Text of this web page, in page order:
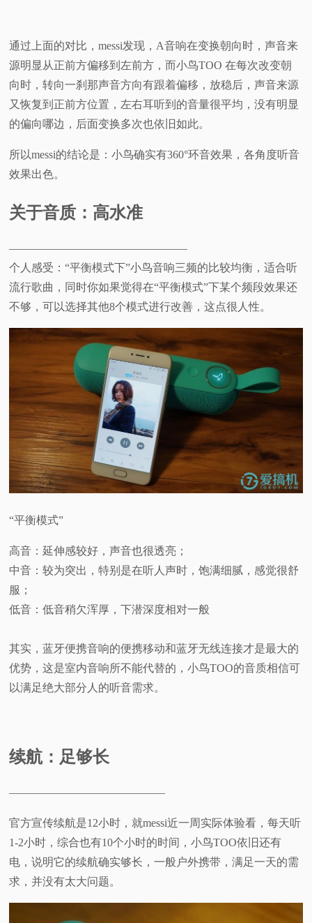
通过上面的对比，messi发现，A音响在变换朝向时，声音来
源明显从正前方偏移到左前方，而小鸟TOO 在每次改变朝
向时，转向一刹那声音方向有跟着偏移，放稳后，声音来源
又恢复到正前方位置，左右耳听到的音量很平均，没有明显
的偏向哪边，后面变换多次也依旧如此。
所以messi的结论是：小鸟确实有360°环音效果，各角度听音
效果出色。
关于音质：高水准
————————————————
个人感受：“平衡模式下”小鸟音响三频的比较均衡，适合听
流行歌曲，同时你如果觉得在“平衡模式”下某个频段效果还
不够，可以选择其他8个模式进行改善，这点很人性。
“平衡模式”
高音：延伸感较好，声音也很透亮；
中音：较为突出，特别是在听人声时，饱满细腻，感觉很舒
服；
低音：低音稍欠浑厚，下潜深度相对一般
其实，蓝牙便携音响的便携移动和蓝牙无线连接才是最大的
优势，这是室内音响所不能代替的，小鸟TOO的音质相信可
以满足绝大部分人的听音需求。
续航：足够长
——————————————
官方宣传续航是12小时，就messi近一周实际体验看，每天听
1-2小时，综合也有10个小时的时间，小鸟TOO依旧还有
电，说明它的续航确实够长，一般户外携带，满足一天的需
求，并没有太大问题。